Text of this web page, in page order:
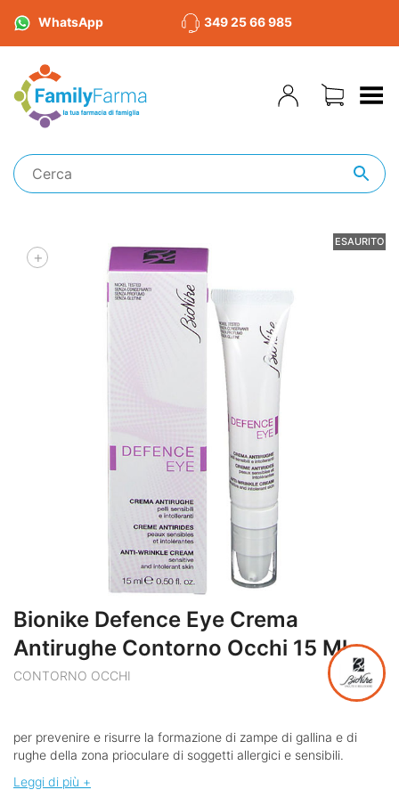
WhatsApp 349 25 66 985
Toggle Menu
ESAURITO
+
Bionike Defence Eye Crema
Antirughe Contorno Occhi 15 Ml
CONTORNO OCCHI
per prevenire e risurre la formazione di zampe di gallina e di
rughe della zona prioculare di soggetti allergici e sensibili.
Leggi di più +